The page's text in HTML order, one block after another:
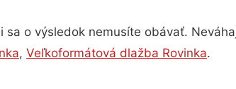
sa o výsledok nemusíte obávať.
, Veľkoformátová dlažba Rovinka.